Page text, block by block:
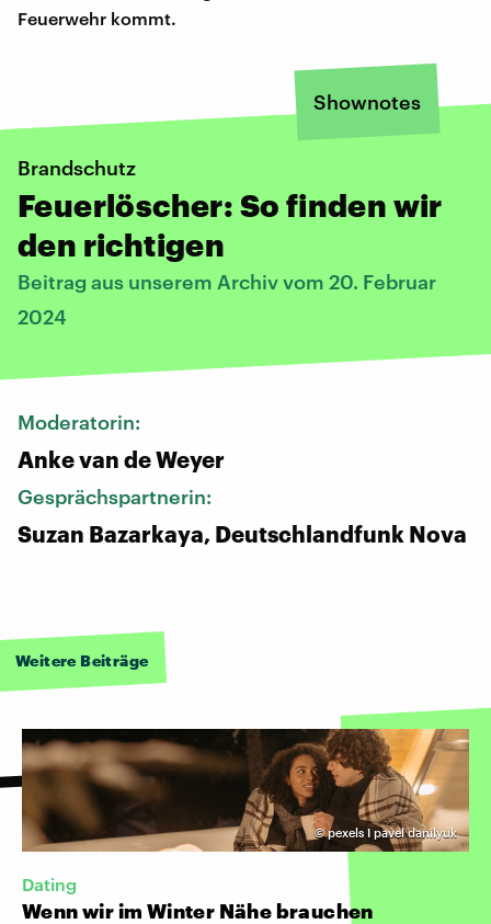
Feuerwehr kommt.
Shownotes
Brandschutz
Feuerlöscher: So finden wir
den richtigen
Beitrag aus unserem Archiv vom 20. Februar
2024
Moderatorin:
Anke van de Weyer
Gesprächspartnerin:
Suzan Bazarkaya, Deutschlandfunk Nova
Weitere Beiträge
© pexels I pavel danilyuk
Dating
Wenn wir im Winter Nähe brauchen